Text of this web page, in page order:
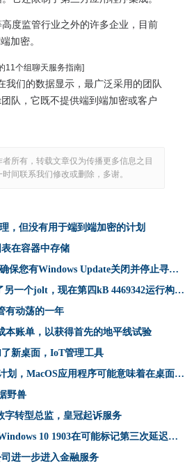
度监管行业之外的许多企业，目前
加密。
11个组聊天服务指南]
我们的数据显示，最广泛采用的团队
队，它既不提供端到端加密或客户
所有，转载文章仅为传播更多信息之目
间联系我们修改或删除，多谢。
，但没有用于端到端加密的计划
在容器中存储
您有Windows Update关闭并停止寻求！
个jolt，现在第四kB 4469342运行构建17763.168
有动荡的一年
本账单，以获得首先的地平线试验
新桌面，IoT管理工具
应用程序可能意味着在桌面上重新侧重于焦点
野兽
字转型总监，皇冠起诉服务
10 1903在可能标记第三次延迟升级
进一步进入金融服务